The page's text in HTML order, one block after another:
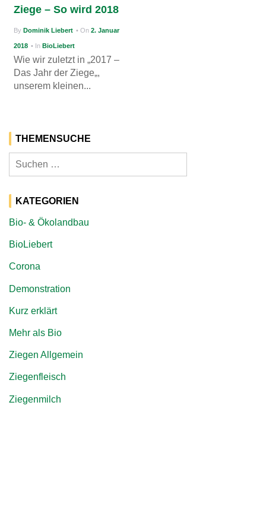
Ziege – So wird 2018
ByDominik Liebert • On2. Januar
2018 • InBioLiebert
Wie wir zuletzt in „2017 –
Das Jahr der Ziege„,
unserem kleinen...
THEMENSUCHE
Suchen
nach:
KATEGORIEN
Bio- & Ökolandbau
BioLiebert
Corona
Demonstration
Kurz erklärt
Mehr als Bio
Ziegen Allgemein
Ziegenfleisch
Ziegenmilch